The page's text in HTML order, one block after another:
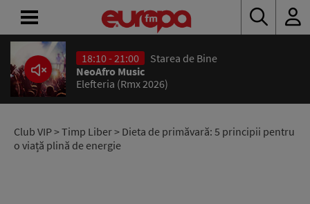
18:10 - 21:00
Starea de Bine
NeoAfro Music
Elefteria (Rmx 2026)
Club VIP> Timp Liber> Dieta de primăvară: 5 principii pentru
o viață plină de energie
ACASĂ
ȘTIRI
RADIO